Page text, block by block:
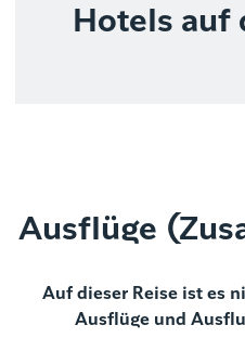
Hotels auf
Ausflüge
Auf dieser Reise ist es
Ausflüge und